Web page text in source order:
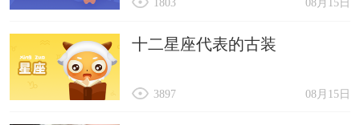
08月15日
1803
十二星座代表的古装
08月15日
3897